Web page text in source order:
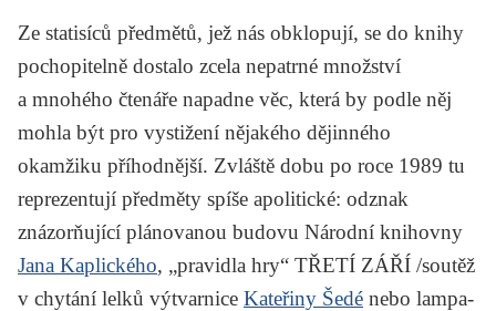
Ze statisíců předmětů, jež nás obklopují, se do knihy
pochopitelně dostalo zcela nepatrné množství
a mnohého čtenáře napadne věc, která by podle něj
mohla být pro vystižení nějakého dějinného
okamžiku příhodnější. Zvláště dobu po roce 1989 tu
reprezentují předměty spíše apolitické: odznak
znázorňující plánovanou budovu Národní knihovny
Jana Kaplického, „pravidla hry“ TŘETÍ ZÁŘÍ /soutěž
v chytání lelků výtvarnice Kateřiny Šedé nebo lampa-